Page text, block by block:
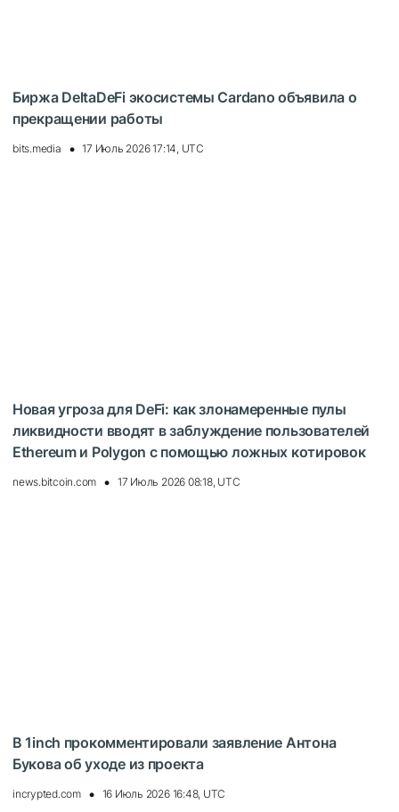
Биржа DeltaDeFi экосистемы Cardano объявила о
прекращении работы
bits.media 17 Июль 2026 17:14, UTC
Новая угроза для DeFi: как злонамеренные пулы
ликвидности вводят в заблуждение пользователей
Ethereum и Polygon с помощью ложных котировок
news.bitcoin.com 17 Июль 2026 08:18, UTC
В 1inch прокомментировали заявление Антона
Букова об уходе из проекта
incrypted.com 16 Июль 2026 16:48, UTC